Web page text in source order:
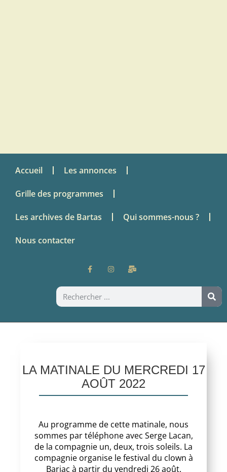
Accueil Les annonces
Grille des programmes
Les archives de Bartas Qui sommes-nous ?
Nous contacter
LA MATINALE DU MERCREDI 17
AOÛT 2022
Au programme de cette matinale, nous
sommes par téléphone avec Serge Lacan,
de la compagnie un, deux, trois soleils. La
compagnie organise le festival du clown à
Barjac à partir du vendredi 26 août.